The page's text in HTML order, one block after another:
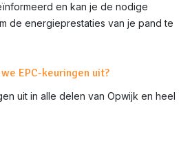
en kan je de nodige
de energieprestaties van je pand te
EPC-keuringen uit?
uit in alle delen van Opwijk en heel